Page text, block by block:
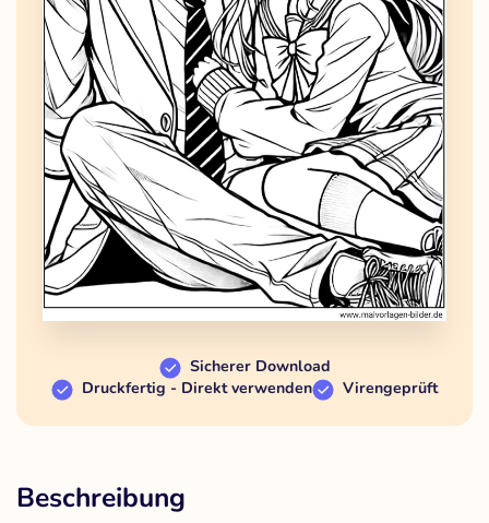
Sicherer Download
Druckfertig - Direkt verwenden
Virengeprüft
Beschreibung